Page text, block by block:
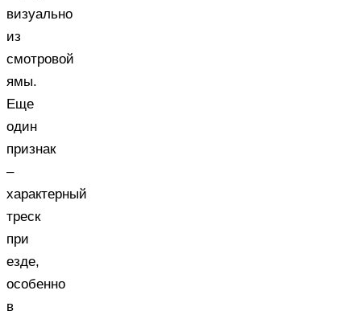
визуально
из
смотровой
ямы.
Еще
один
признак
–
характерный
треск
при
езде,
особенно
в